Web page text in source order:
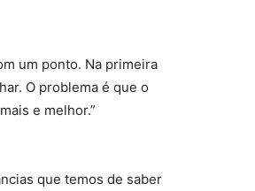
um ponto. Na primeira
O problema é que o
e melhor.”
que temos de saber